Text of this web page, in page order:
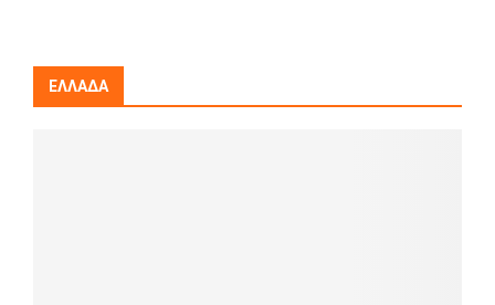
ΕΛΛΆΔΑ